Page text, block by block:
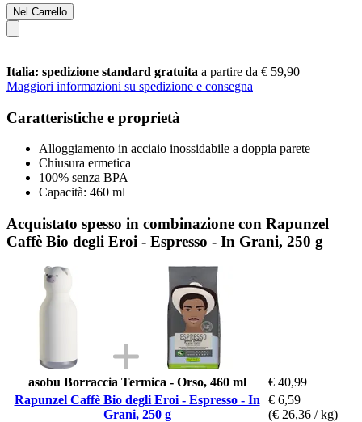
Nel Carrello
Italia: spedizione standard gratuita a partire da € 59,90
Maggiori informazioni su spedizione e consegna
Caratteristiche e proprietà
Alloggiamento in acciaio inossidabile a doppia parete
Chiusura ermetica
100% senza BPA
Capacità: 460 ml
Acquistato spesso in combinazione con Rapunzel
Caffè Bio degli Eroi - Espresso - In Grani, 250 g
asobu Borraccia Termica - Orso, 460 ml
€ 40,99
Rapunzel Caffè Bio degli Eroi - Espresso - In
Grani, 250 g
€ 6,59
(€ 26,36 / kg)